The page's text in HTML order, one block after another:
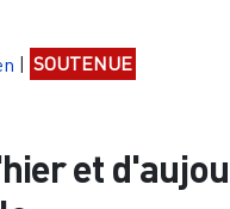
| SOUTENUE
et